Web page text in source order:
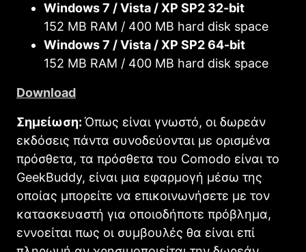
Windows 7 / Vista / XP SP2 32-bit
152 MB RAM / 400 MB hard disk space
Windows 7 / Vista / XP SP2 64-bit
152 MB RAM / 400 MB hard disk space
Download
Σημείωση: Όπως είναι γνωστό, οι δωρεάν
εκδόσεις πάντα συνοδεύονται με ορισμένα
πρόσθετα, τα πρόσθετα του Comodo είναι το
GeekBuddy, είναι μια εφαρμογή μέσω της
οποίας μπορείτε να επικοινωνήσετε με τον
κατασκευαστή για οποιοδήποτε πρόβλημα,
εννοείται πως οι συμβουλές θα είναι επί